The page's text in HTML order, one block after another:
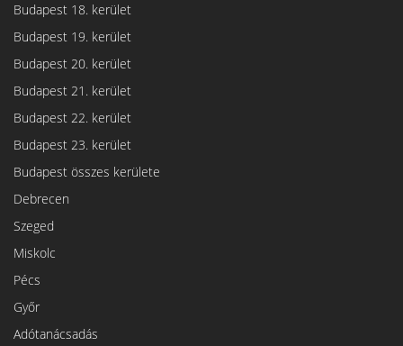
Budapest 18. kerület
Budapest 19. kerület
Budapest 20. kerület
Budapest 21. kerület
Budapest 22. kerület
Budapest 23. kerület
Budapest összes kerülete
Debrecen
Szeged
Miskolc
Pécs
Győr
Adótanácsadás